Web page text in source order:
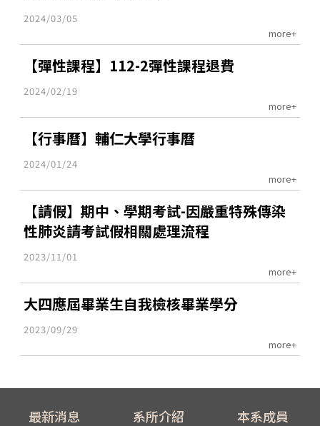
2024/03/05
more+
【彈性課程】112-2彈性課程退費
2024/02/19
more+
【行事曆】輔仁大學行事曆
2024/01/24
more+
【請假】期中、學期考試-因嚴重特殊傳染
性肺炎請考試假相關處理流程
2023/11/01
more+
大四應屆畢業生自我檢核畢業學分
2023/09/29
more+
最新消息 系所介紹 本系成員